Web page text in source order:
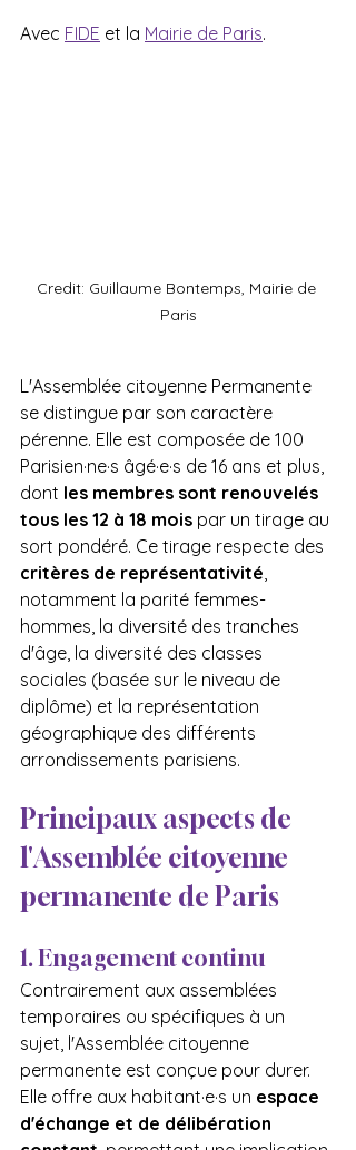
Avec FIDE et la Mairie de Paris.
Credit: Guillaume Bontemps, Mairie de
Paris
L'Assemblée citoyenne Permanente
se distingue par son caractère
pérenne. Elle est composée de 100
Parisien·ne·s âgé·e·s de 16 ans et plus,
dont les membres sont renouvelés
tous les 12 à 18 mois par un tirage au
sort pondéré. Ce tirage respecte des
critères de représentativité,
notamment la parité femmes-
hommes, la diversité des tranches
d'âge, la diversité des classes
sociales (basée sur le niveau de
diplôme) et la représentation
géographique des différents
arrondissements parisiens.
Principaux aspects de
l'Assemblée citoyenne
permanente de Paris
1. Engagement continu
Contrairement aux assemblées
temporaires ou spécifiques à un
sujet, l'Assemblée citoyenne
permanente est conçue pour durer.
Elle offre aux habitant·e·s un espace
d'échange et de délibération